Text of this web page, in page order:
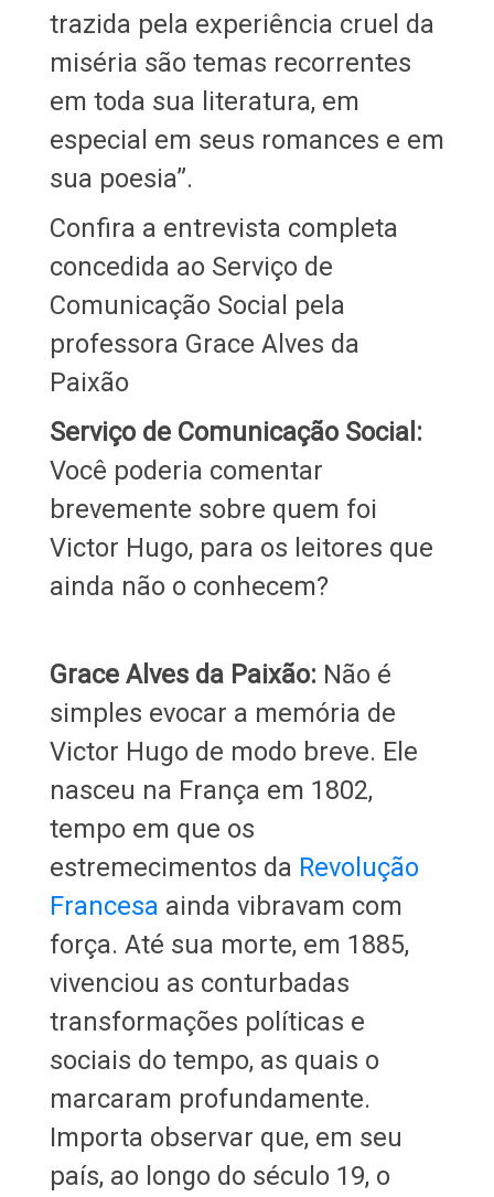
trazida pela experiência cruel da
miséria são temas recorrentes
em toda sua literatura, em
especial em seus romances e em
sua poesia”.
Confira a entrevista completa
concedida ao Serviço de
Comunicação Social pela
professora Grace Alves da
Paixão
Serviço de Comunicação Social:
Você poderia comentar
brevemente sobre quem foi
Victor Hugo, para os leitores que
ainda não o conhecem?
Grace Alves da Paixão: Não é
simples evocar a memória de
Victor Hugo de modo breve. Ele
nasceu na França em 1802,
tempo em que os
estremecimentos da Revolução
Francesa ainda vibravam com
força. Até sua morte, em 1885,
vivenciou as conturbadas
transformações políticas e
sociais do tempo, as quais o
marcaram profundamente.
Importa observar que, em seu
país, ao longo do século 19, o